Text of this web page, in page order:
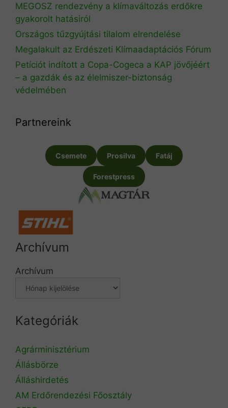
MEGOSZ rendezvény a klímaváltozás erdőkre
gyakorolt hatásiról
Országos tűzgyújtási tilalom elrendelése
Megalakult az Erdészeti Klímaadaptációs Fórum
Petíciót indított a Copa-Cogeca a KAP jövőjéért
– a gazdák és az élelmiszer-biztonság
védelmében
Partnereink
Csemete Prosilva Fatáj
Forestpress
Archívum
Archívum
Kategóriák
Agrárminisztérium
Állásbörze
Álláshirdetés
AM Erdőrendezési Főosztály